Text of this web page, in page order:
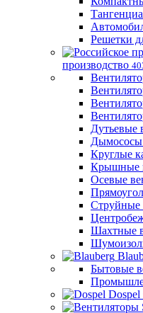
Решетки
производство
Дутьевые
Дымососы
Круглые
Крышные
Осевые
Струйные
Шахтные
Бытовые
Dospel